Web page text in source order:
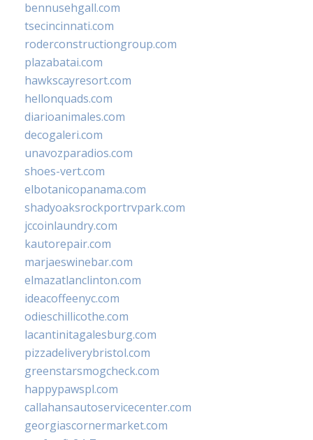
bennusehgall.com
tsecincinnati.com
roderconstructiongroup.com
plazabatai.com
hawkscayresort.com
hellonquads.com
diarioanimales.com
decogaleri.com
unavozparadios.com
shoes-vert.com
elbotanicopanama.com
shadyoaksrockportrvpark.com
jccoinlaundry.com
kautorepair.com
marjaeswinebar.com
elmazatlanclinton.com
ideacoffeenyc.com
odieschillicothe.com
lacantinitagalesburg.com
pizzadeliverybristol.com
greenstarsmogcheck.com
happypawspl.com
callahansautoservicecenter.com
georgiascornermarket.com